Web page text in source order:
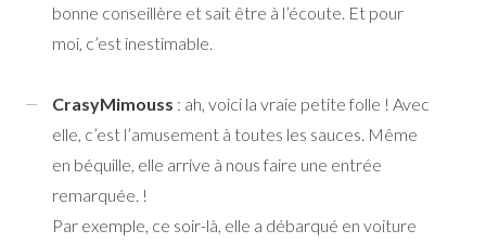
bonne conseillère et sait être à l’écoute. Et pour
moi, c’est inestimable.
CrasyMimouss : ah, voici la vraie petite folle ! Avec
elle, c’est l’amusement à toutes les sauces. Même
en béquille, elle arrive à nous faire une entrée
remarquée. !
Par exemple, ce soir-là, elle a débarqué en voiture